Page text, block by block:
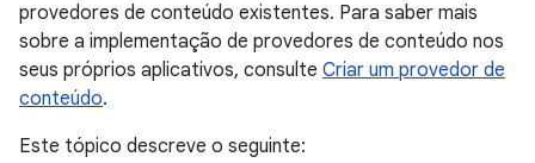
provedores de conteúdo existentes. Para saber mais
sobre a implementação de provedores de conteúdo nos
seus próprios aplicativos, consulte Criar um provedor de
conteúdo.
Este tópico descreve o seguinte: